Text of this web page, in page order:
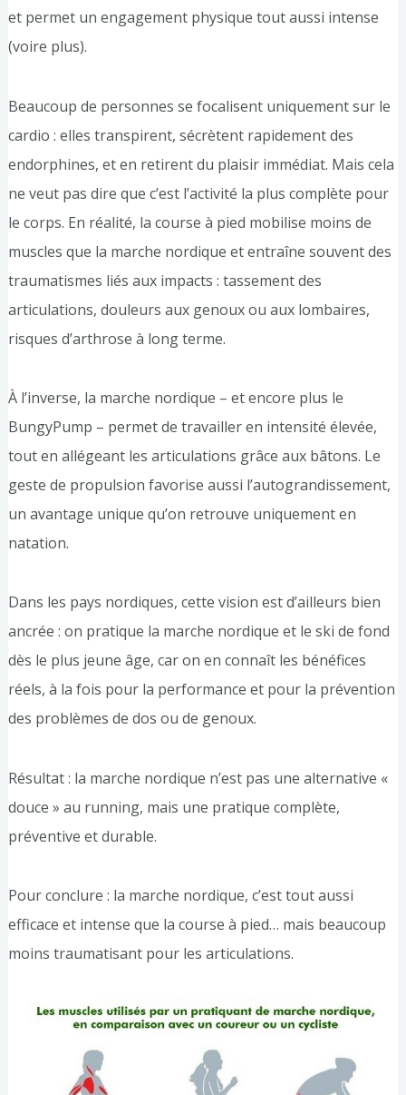
et permet un engagement physique tout aussi intense
(voire plus).
Beaucoup de personnes se focalisent uniquement sur le
cardio : elles transpirent, sécrètent rapidement des
endorphines, et en retirent du plaisir immédiat. Mais cela
ne veut pas dire que c’est l’activité la plus complète pour
le corps. En réalité, la course à pied mobilise moins de
muscles que la marche nordique et entraîne souvent des
traumatismes liés aux impacts : tassement des
articulations, douleurs aux genoux ou aux lombaires,
risques d’arthrose à long terme.
À l’inverse, la marche nordique – et encore plus le
BungyPump – permet de travailler en intensité élevée,
tout en allégeant les articulations grâce aux bâtons. Le
geste de propulsion favorise aussi l’autograndissement,
un avantage unique qu’on retrouve uniquement en
natation.
Dans les pays nordiques, cette vision est d’ailleurs bien
ancrée : on pratique la marche nordique et le ski de fond
dès le plus jeune âge, car on en connaît les bénéfices
réels, à la fois pour la performance et pour la prévention
des problèmes de dos ou de genoux.
Résultat : la marche nordique n’est pas une alternative «
douce » au running, mais une pratique complète,
préventive et durable.
Pour conclure : la marche nordique, c’est tout aussi
efficace et intense que la course à pied… mais beaucoup
moins traumatisant pour les articulations.